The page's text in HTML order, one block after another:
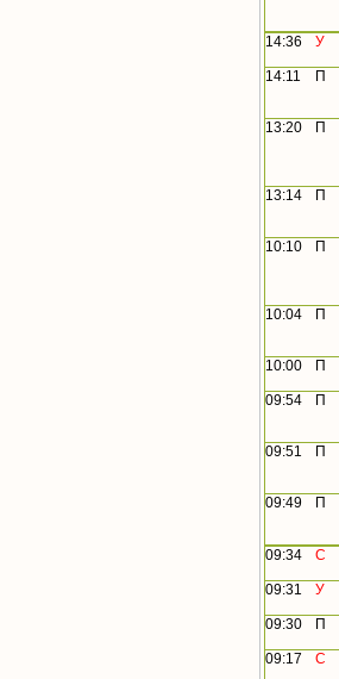
14:36
У
14:11
П
13:20 П
13:14 П
10:10 П
10:04 П
10:00
П
09:54
П
09:51 П
09:49 П
09:34 С
09:31
У
09:30
П
09:17
С